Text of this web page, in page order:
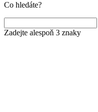
Co hledáte?
Zadejte alespoň 3 znaky